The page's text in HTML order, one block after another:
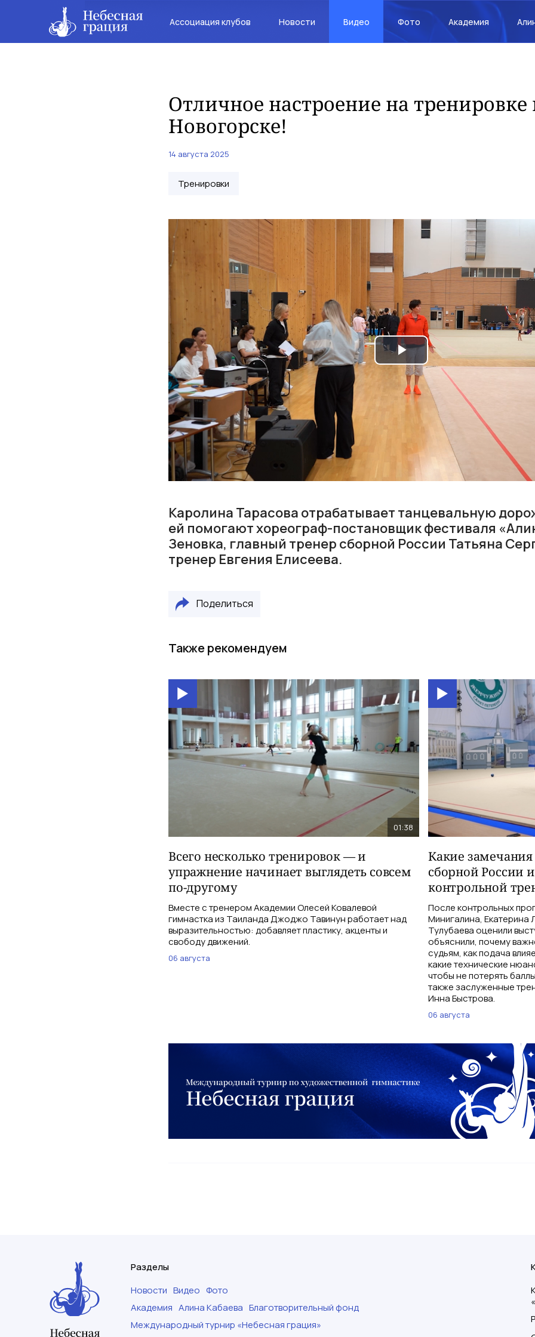
Ассоциация клубов Новости Видео Фото Академия
Отличное настроение на тренировке
Новогорске!
14 августа 2025
Тренировки
Play
Video
Каролина Тарасова отрабатывает танцевальную
ей помогают хореограф-постановщик фестиваля
Зеновка, главный тренер сборной России Татьяна
тренер Евгения Елисеева.
Поделиться
Также рекомендуем
01:38
Всего несколько тренировок — и
упражнение начинает выглядеть совсем
по-другому
Вместе с тренером Академии Олесей Ковалевой
гимнастка из Таиланда Джоджо Тавинун работает над
выразительностью: добавляет пластику, акценты и
свободу движений.
06 августа
Какие замечания
сборной России
контрольной
После контрольных
Минигалина, Екатерина
Тулубаева оценили
объяснили, почему
судьям, как подача
какие технические
чтобы не потерять
также заслуженные
Инна Быстрова.
06 августа
Разделы
Новости Видео Фото
Академия Алина Кабаева Благотворительный фонд
Международный турнир «Небесная грация»